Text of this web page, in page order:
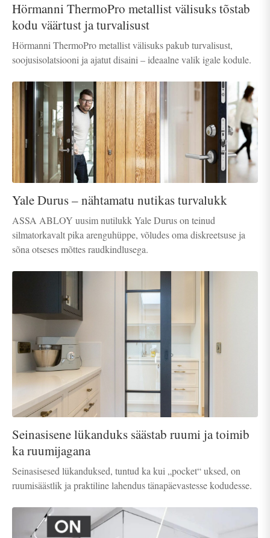
Hörmanni ThermoPro metallist välisuks tõstab
kodu väärtust ja turvalisust
Hörmanni ThermoPro metallist välisuks pakub turvalisust,
soojusisolatsiooni ja ajatut disaini – ideaalne valik igale kodule.
Yale Durus – nähtamatu nutikas turvalukk
ASSA ABLOY uusim nutilukk Yale Durus on teinud
silmatorkavalt pika arenguhüppe, võludes oma diskreetsuse ja
sõna otseses mõttes raudkindlusega.
Seinasisene lükanduks säästab ruumi ja toimib
ka ruumijagana
Seinasisesed lükanduksed, tuntud ka kui „pocket“ uksed, on
ruumisäästlik ja praktiline lahendus tänapäevastesse kodudesse.